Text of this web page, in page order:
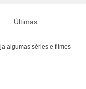
e o convida para um chá.
Últimas
algumas séries e filmes